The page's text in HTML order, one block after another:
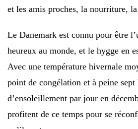
et les amis proches, la nourriture,
Le Danemark est connu pour être
heureux au monde, et le hygge en
Avec une température hivernale
point de congélation et à peine sept
d’ensoleillement par jour en
profitent de ce temps pour se